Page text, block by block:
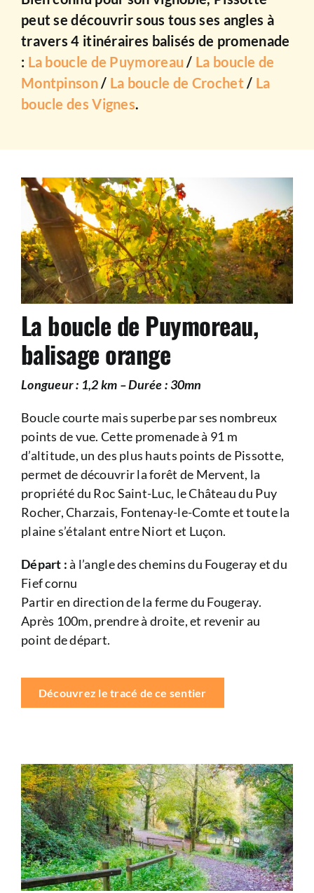
peut se découvrir sous tous ses angles à
travers 4 itinéraires balisés de promenade
: La boucle de Puymoreau / La boucle de
Montpinson/ La boucle de Crochet / La
boucle des Vignes.
La boucle de Puymoreau,
balisage orange
Longueur : 1,2 km – Durée : 30mn
Boucle courte mais superbe par ses nombreux
points de vue. Cette promenade à 91 m
d’altitude, un des plus hauts points de Pissotte,
permet de découvrir la forêt de Mervent, la
propriété du Roc Saint-Luc, le Château du Puy
Rocher, Charzais, Fontenay-le-Comte et toute la
plaine s’étalant entre Niort et Luçon.
Départ :à l’angle des chemins du Fougeray et du
Fief cornu
Partir en direction de la ferme du Fougeray.
Après 100m, prendre à droite, et revenir au
point de départ.
Découvrez le tracé de ce sentier